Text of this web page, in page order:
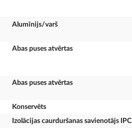
Alumīnijs/varš
Abas puses atvērtas
Abas puses atvērtas
Konservēts
Izolācijas caurduršanas savienotājs IPC